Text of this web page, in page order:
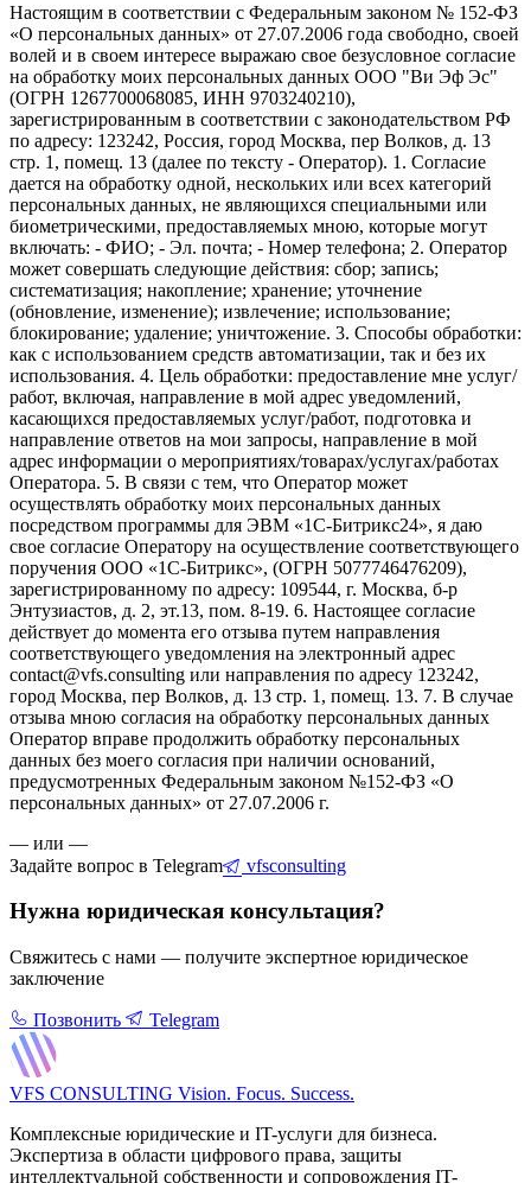
Настоящим в соответствии с Федеральным законом № 152-ФЗ
«О персональных данных» от 27.07.2006 года свободно, своей
волей и в своем интересе выражаю свое безусловное согласие
на обработку моих персональных данных ООО "Ви Эф Эс"
(ОГРН 1267700068085, ИНН 9703240210),
зарегистрированным в соответствии с законодательством РФ
по адресу: 123242, Россия, город Москва, пер Волков, д. 13
стр. 1, помещ. 13 (далее по тексту - Оператор). 1. Согласие
дается на обработку одной, нескольких или всех категорий
персональных данных, не являющихся специальными или
биометрическими, предоставляемых мною, которые могут
включать: - ФИО; - Эл. почта; - Номер телефона; 2. Оператор
может совершать следующие действия: сбор; запись;
систематизация; накопление; хранение; уточнение
(обновление, изменение); извлечение; использование;
блокирование; удаление; уничтожение. 3. Способы обработки:
как с использованием средств автоматизации, так и без их
использования. 4. Цель обработки: предоставление мне услуг/
работ, включая, направление в мой адрес уведомлений,
касающихся предоставляемых услуг/работ, подготовка и
направление ответов на мои запросы, направление в мой
адрес информации о мероприятиях/товарах/услугах/работах
Оператора. 5. В связи с тем, что Оператор может
осуществлять обработку моих персональных данных
посредством программы для ЭВМ «1С-Битрикс24», я даю
свое согласие Оператору на осуществление соответствующего
поручения ООО «1С-Битрикс», (ОГРН 5077746476209),
зарегистрированному по адресу: 109544, г. Москва, б-р
Энтузиастов, д. 2, эт.13, пом. 8-19. 6. Настоящее согласие
действует до момента его отзыва путем направления
соответствующего уведомления на электронный адрес
contact@vfs.consulting или направления по адресу 123242,
город Москва, пер Волков, д. 13 стр. 1, помещ. 13. 7. В случае
отзыва мною согласия на обработку персональных данных
Оператор вправе продолжить обработку персональных
данных без моего согласия при наличии оснований,
предусмотренных Федеральным законом №152-ФЗ «О
персональных данных» от 27.07.2006 г.
— или —
Задайте вопрос в Telegram
vfsconsulting
Нужна юридическая консультация?
Свяжитесь с нами — получите экспертное юридическое
заключение
Позвонить Telegram
VFS CONSULTING Vision. Focus. Success.
Комплексные юридические и IT-услуги для бизнеса.
Экспертиза в области цифрового права, защиты
интеллектуальной собственности и сопровождения IT-